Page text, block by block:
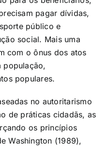
pagar dívidas,
público e
social. Mais uma
com o ônus dos atos
população,
populares.
no autoritarismo
de práticas cidadãs, as
os princípios
Washington (1989),